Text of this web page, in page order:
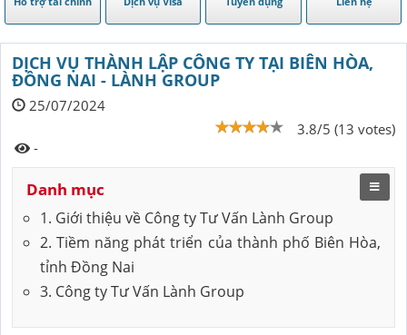
DỊCH VỤ THÀNH LẬP CÔNG TY TẠI BIÊN HÒA,
ĐỒNG NAI - LÀNH GROUP
25/07/2024
3.8/5 (13 votes)
-
Danh mục
1. Giới thiệu về Công ty Tư Vấn Lành Group
2. Tiềm năng phát triển của thành phố Biên Hòa,
tỉnh Đồng Nai
3. Công ty Tư Vấn Lành Group